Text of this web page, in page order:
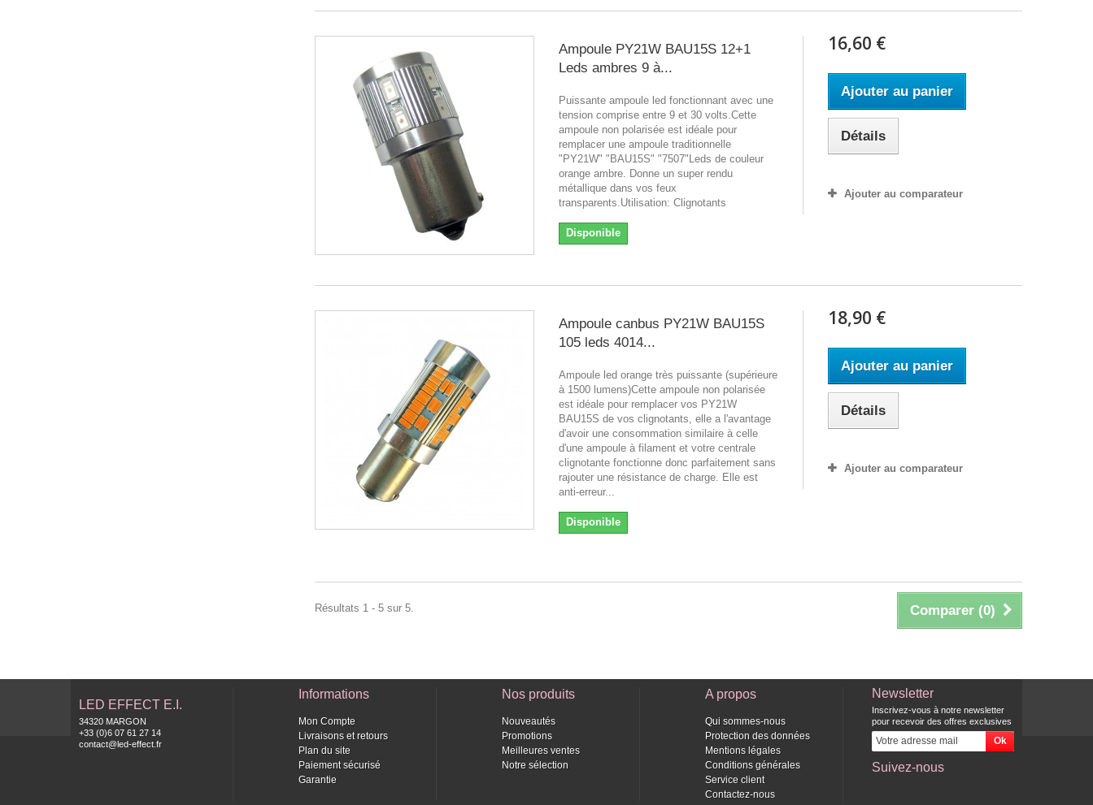
Ampoule PY21W BAU15S 12+1
Leds ambres 9 à...
Puissante ampoule led fonctionnant avec une
tension comprise entre 9 et 30 volts.Cette
ampoule non polarisée est idéale pour
remplacer une ampoule traditionnelle
"PY21W" "BAU15S" "7507"Leds de couleur
orange ambre. Donne un super rendu
métallique dans vos feux
transparents.Utilisation: Clignotants
Disponible
16,60 €
Ajouter au panier
Détails
Ajouter au comparateur
Ampoule canbus PY21W BAU15S
105 leds 4014...
Ampoule led orange très puissante (supérieure
à 1500 lumens)Cette ampoule non polarisée
est idéale pour remplacer vos PY21W
BAU15S de vos clignotants, elle a l'avantage
d'avoir une consommation similaire à celle
d'une ampoule à filament et votre centrale
clignotante fonctionne donc parfaitement sans
rajouter une résistance de charge. Elle est
anti-erreur...
Disponible
18,90 €
Ajouter au panier
Détails
Ajouter au comparateur
Comparer (0)
Résultats 1 - 5 sur 5.
LED EFFECT E.I.
34320 MARGON
+33 (0)6 07 61 27 14
contact@led-effect.fr
Informations
Mon Compte
Livraisons et retours
Plan du site
Paiement sécurisé
Garantie
Nos produits
Nouveautés
Promotions
Meilleures ventes
Notre sélection
A propos
Qui sommes-nous
Protection des données
Mentions légales
Conditions générales
Service client
Contactez-nous
Newsletter
Inscrivez-vous à notre newsletter
pour recevoir des offres exclusives
Suivez-nous